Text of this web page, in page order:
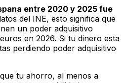
entre 2020 y 2025 fue
del INE, esto significa que
un poder adquisitivo
en 2026. Si tu dinero esta
perdiendo poder adquisitivo
tu ahorro, al menos a